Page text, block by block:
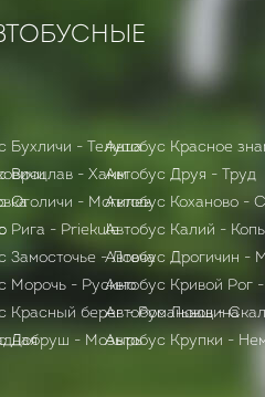
Бухличи - Телуша
Вроцлав - Хамм
Оголичи - Могилев
Рига - Priekule
Замосточье - Ловча
Морочь - Русино
Красный берег - Романовщина
Добруш - Мозырь
Автобус Красное
Автобус Друя - Труд
Автобус Коханово -
Автобус Калий -
Автобус Дрогичин -
Автобус Кривой Рог
Автобус Львов -
Автобус Крупки -